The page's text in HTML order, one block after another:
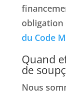
obligation
du Code
Quand
de
Nous